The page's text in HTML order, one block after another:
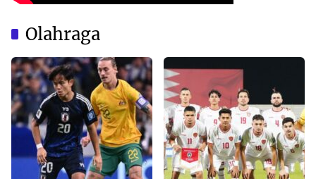
Olahraga